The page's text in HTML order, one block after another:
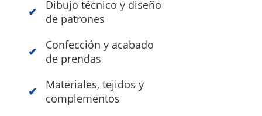
Dibujo técnico y diseño
de patrones
Confección y acabado
de prendas
Materiales, tejidos y
complementos